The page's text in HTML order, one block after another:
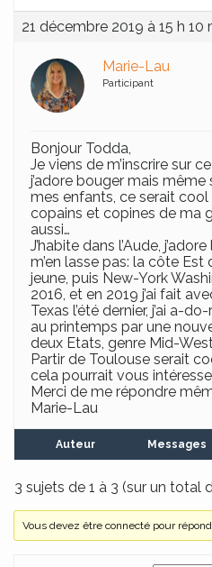
21 décembre 2019 à 15 h 10
Marie-Lau
Participant
Bonjour Todda,
Je viens de m’inscrire sur
j’adore bouger mais
mes enfants, ce serait
copains et copines de ma
aussi…
J’habite dans l’Aude,
m’en lasse pas: la côte Est
jeune, puis New-York
2016, et en 2019 j’ai fait
Texas l’été dernier, j’ai a-
au printemps par une
deux Etats, genre Mid-
Partir de Toulouse serait
cela pourrait vous
Merci de me répondre
Marie-Lau
Auteur Messages
3 sujets de 1 à 3 (sur un total
Vous devez être connecté pour